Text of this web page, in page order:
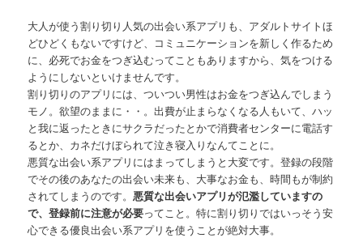
大人が使う割り切り人気の出会い系アプリも、アダルトサイトほ
どひどくもないですけど、コミュニケーションを新しく作るため
に、必死でお金をつぎ込むってこともありますから、気をつける
ようにしないといけませんです。
割り切りのアプリには、ついつい男性はお金をつぎ込んでしまう
モノ。欲望のままに・・。出費が止まらなくなる人もいて、ハッ
と我に返ったときにサクラだったとかで消費者センターに電話す
るとか、カネだけぼられて泣き寝入りなんてことに。
悪質な出会い系アプリにはまってしまうと大変です。登録の段階
でその後のあなたの出会い未来も、大事なお金も、時間もが制約
されてしまうのです。 悪質な出会いアプリが氾濫していますの
で、登録前に注意が必要ってこと。特に割り切りではいっそう安
心できる優良出会い系アプリを使うことが絶対大事。